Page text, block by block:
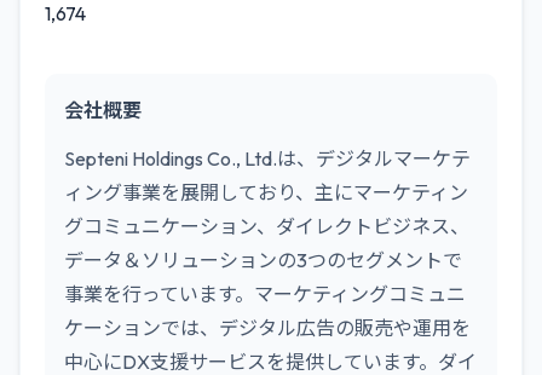
1,674
会社概要
Septeni Holdings Co., Ltd.は、デジタルマーケテ
ィング事業を展開しており、主にマーケティン
グコミュニケーション、ダイレクトビジネス、
データ＆ソリューションの3つのセグメントで
事業を行っています。マーケティングコミュニ
ケーションでは、デジタル広告の販売や運用を
中心にDX支援サービスを提供しています。ダイ